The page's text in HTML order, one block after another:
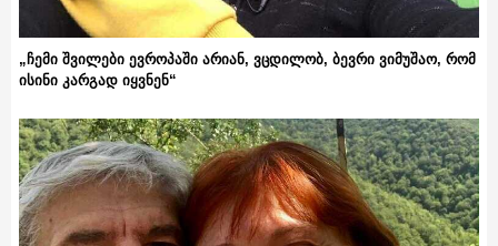
„ჩემი შვილები ევროპაში არიან, ვცდილობ, ბევრი ვიმუშაო, რომ
ისინი კარგად იყვნენ“